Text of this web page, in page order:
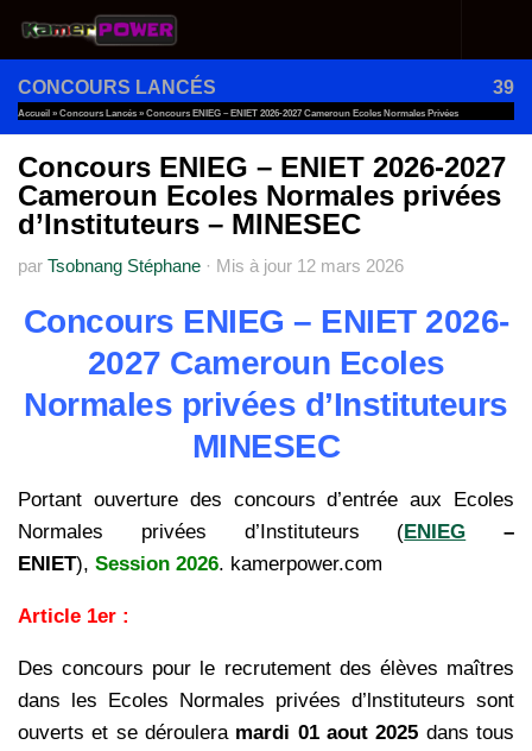
Au dessous du contenu
CONCOURS LANCÉS 39
Accueil » Concours Lancés » Concours ENIEG – ENIET 2026-2027 Cameroun Ecoles Normales Privées
D’Instituteurs – MINESEC
Concours ENIEG – ENIET 2026-2027
Cameroun Ecoles Normales privées
d’Instituteurs – MINESEC
par Tsobnang Stéphane · Mis à jour 12 mars 2026
Concours ENIEG – ENIET 2026-
2027 Cameroun Ecoles
Normales privées d’Instituteurs
MINESEC
Portant ouverture des concours d’entrée aux Ecoles
Normales privées d’Instituteurs (ENIEG –
ENIET), Session 2026. kamerpower.com
Article 1er :
Des concours pour le recrutement des élèves maîtres
dans les Ecoles Normales privées d’lnstituteurs sont
ouverts et se déroulera mardi 01 aout 2025 dans tous